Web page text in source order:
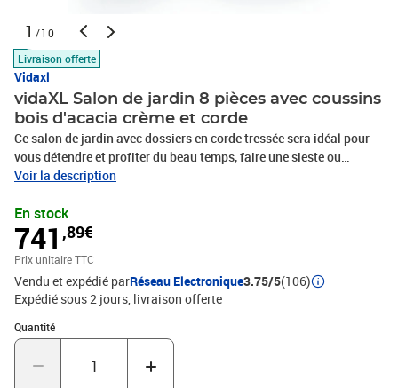
1 /10
Livraison offerte
Vidaxl
vidaXL Salon de jardin 8 pièces avec coussins
bois d'acacia crème et corde
Ce salon de jardin avec dossiers en corde tressée sera idéal pour
vous détendre et profiter du beau temps, faire une sieste ou
discuter en famille ou entre amis. Avec son design intemporel, ce
terrasse, jardin ou salon. Ce canapé de jardin est doté de dossiers
en corde finement travaillés, ajoutant une touche sophistiquée à
tout espace extérieur. Cet ensemble de jardin est fabriqué en bois
d'acacia massif de haute qualité, un bois dur tropical résistant aux
intempéries et très durable. Grâce à sa finition à l'huile, ce salon de
jardin arbore une couleur chaleureuse et est facile à nettoyer et à
entretenir. De plus, la livraison comprend des coussins d'assise et
de dossier épais pour un confort optimal.Avec dossiers en
cordeCouleur du coussin : Blanc crèmeMatériau : Bois d’acacia
Voir la description
En stock
741 ,89€
Prix unitaire TTC
Vendu et expédié parRéseau Electronique3.75/5(106)
Expédié sous 2 jours livraison offerte
Quantité
Quantité : 1